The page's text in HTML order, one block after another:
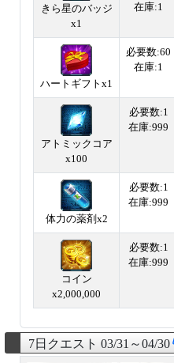
きら星のバッジ
x1
在庫:1
ハートギフトx1
必要数:60
在庫:1
アトミックコア
x100
必要数:1
在庫:999
体力の薬剤x2
必要数:1
在庫:999
コイン
x2,000,000
必要数:1
在庫:999
7日クエスト 03/31～04/30